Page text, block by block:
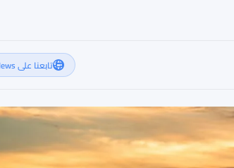
تابعنا على Google News